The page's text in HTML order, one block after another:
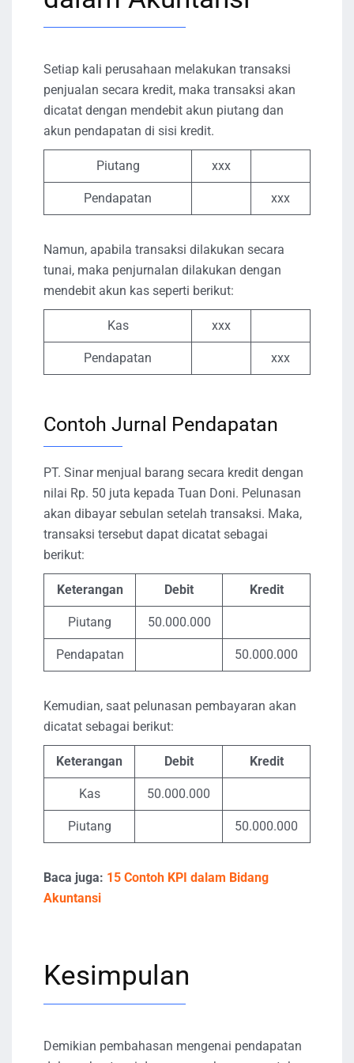
Setiap kali perusahaan melakukan transaksi
penjualan secara kredit, maka transaksi akan
dicatat dengan mendebit akun piutang dan
akun pendapatan di sisi kredit.
Piutang xxx
Pendapatan xxx
Namun, apabila transaksi dilakukan secara
tunai, maka penjurnalan dilakukan dengan
mendebit akun kas seperti berikut:
Kas xxx
Pendapatan xxx
Contoh Jurnal Pendapatan
PT. Sinar menjual barang secara kredit dengan
nilai Rp. 50 juta kepada Tuan Doni. Pelunasan
akan dibayar sebulan setelah transaksi. Maka,
transaksi tersebut dapat dicatat sebagai
berikut:
Keterangan Debit Kredit
Piutang 50.000.000
Pendapatan 50.000.000
Kemudian, saat pelunasan pembayaran akan
dicatat sebagai berikut:
Keterangan Debit Kredit
Kas 50.000.000
Piutang 50.000.000
Baca juga: 15 Contoh KPI dalam Bidang
Akuntansi
Kesimpulan
Demikian pembahasan mengenai pendapatan